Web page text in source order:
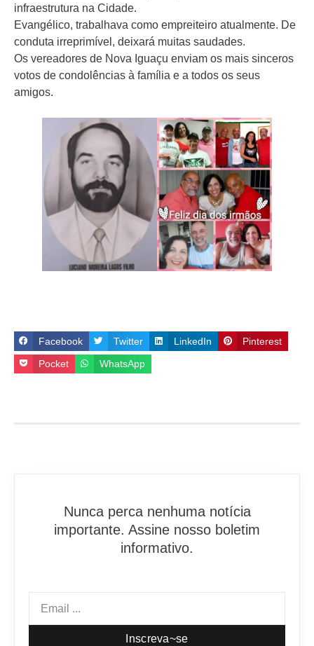
infraestrutura na Cidade.
Evangélico, trabalhava como empreiteiro atualmente. De
conduta irreprimível, deixará muitas saudades.
Os vereadores de Nova Iguaçu enviam os mais sinceros
votos de condolências à família e a todos os seus
amigos.
Facebook Twitter LinkedIn Pinterest
Pocket WhatsApp
Nunca perca nenhuma notícia
importante. Assine nosso boletim
informativo.
Inscreva~se